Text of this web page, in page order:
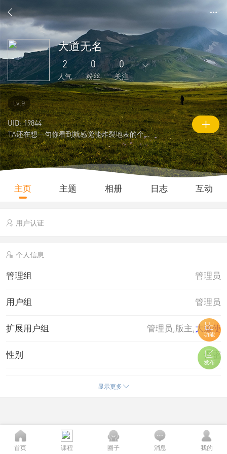
加好友 发信息 拉黑Ta
大道无名
2
人气
0
粉丝
0
关注
3
主题
2
回复
0
日志
3
相册
0
好友
0
粉丝
0
关注
0
说说
2
人气
169
积分
Lv.9
UID: 19844
TA还在想一句你看到就感觉能炸裂地表的个性签名
主页 主题 相册 日志 互动
用户认证
个人信息
管理组 管理员
用户组 管理员
扩展用户组 管理员,版主,大道使
保密
性别
2020-10-15 20:55
最后访问
显示更多
功能
发布
首页 课程 圈子 消息 我的